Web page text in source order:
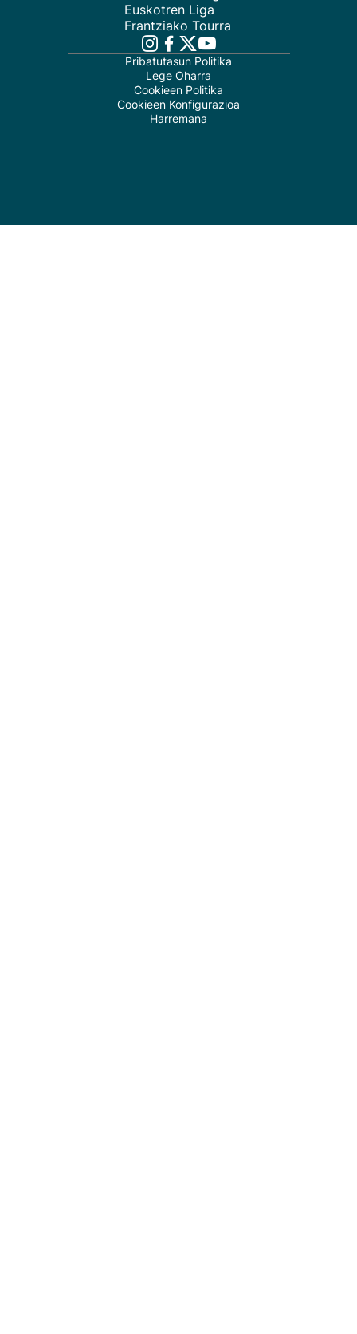
Euskotren Liga
Frantziako Tourra
Pribatutasun Politika
Lege Oharra
Cookieen Politika
Cookieen Konfigurazioa
Harremana